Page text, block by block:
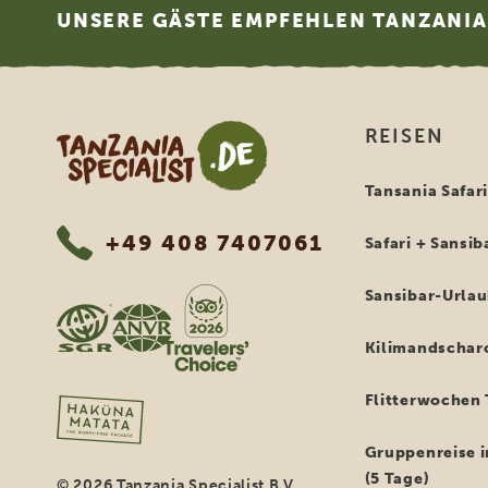
UNSERE GÄSTE EMPFEHLEN
Tanzania Specialist
+49 408 7407061
REISEN
Tansania Safari
Safari +
Sansibar-
Flitterwochen
Gruppenreise
(5 Tage)